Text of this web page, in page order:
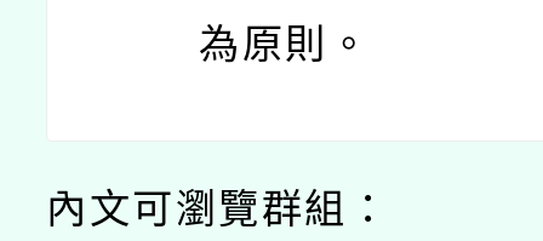
為原則。
內文可瀏覽群組：